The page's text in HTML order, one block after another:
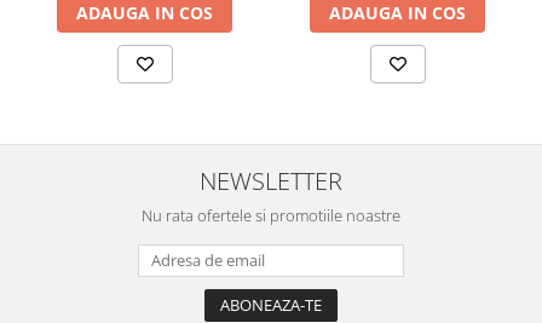
ADAUGA IN COS ADAUGA IN COS
NEWSLETTER
Nu rata ofertele si promotiile noastre